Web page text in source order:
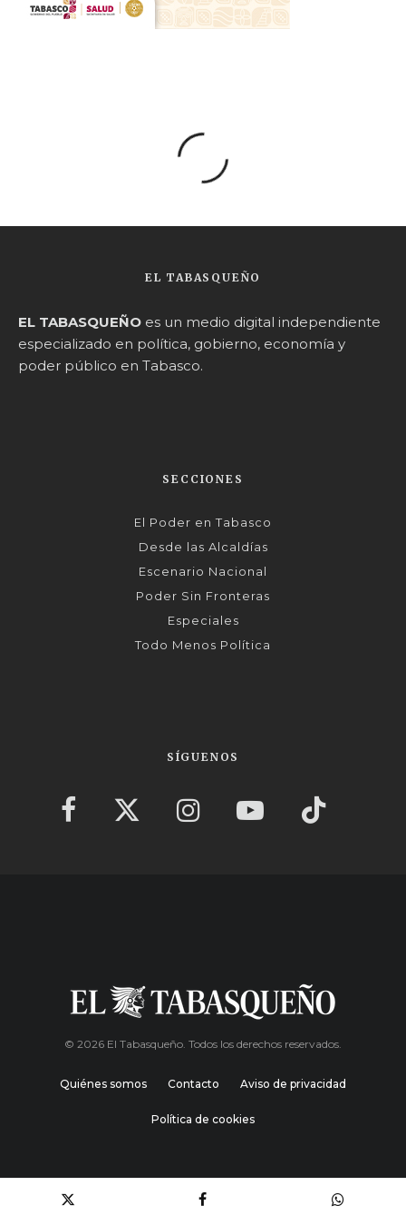
EL TABASQUEÑO
EL TABASQUEÑO es un medio digital independiente
especializado en política, gobierno, economía y
poder público en Tabasco.
SECCIONES
El Poder en Tabasco
Desde las Alcaldías
Escenario Nacional
Poder Sin Fronteras
Especiales
Todo Menos Política
SÍGUENOS
© 2026 El Tabasqueño. Todos los derechos reservados.
Quiénes somos Contacto Aviso de privacidad
Política de cookies